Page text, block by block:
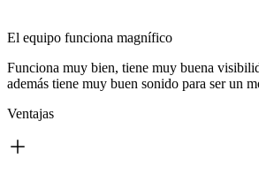
El equipo funciona magnífico
Funciona muy bien, tiene muy buena
además tiene muy buen sonido para ser un
Ventajas